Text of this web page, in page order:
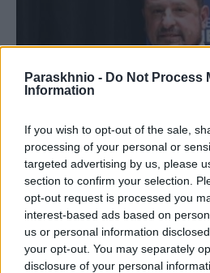
Paraskhnio - Do Not Process
Information
If you wish to opt-out of the sale,
processing of your personal or
targeted advertising by us, please
section to confirm your selection.
opt-out request is processed you
interest-based ads based on
us or personal information
your opt-out. You may separately
disclosure of your personal
ΑΥΤΟΔΙΟΊΚΗΣΗ
Νίκος Χαρδαλιάς: «Μηδενική
επίπεδο για τους υπαίτιους
Αττική»